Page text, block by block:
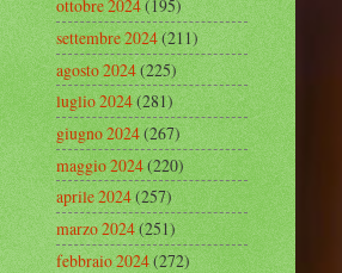
ottobre 2024(195)
settembre 2024(211)
agosto 2024(225)
luglio 2024(281)
giugno 2024(267)
maggio 2024(220)
aprile 2024(257)
marzo 2024(251)
febbraio 2024(272)